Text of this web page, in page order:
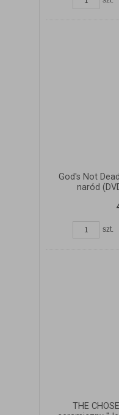
God's Not
naród
szt.
THE